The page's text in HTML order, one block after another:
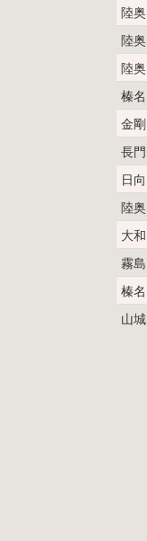
陸奥
陸奥
陸奥
榛名
金剛
長門
日向
陸奥
大和
霧島
榛名
山城